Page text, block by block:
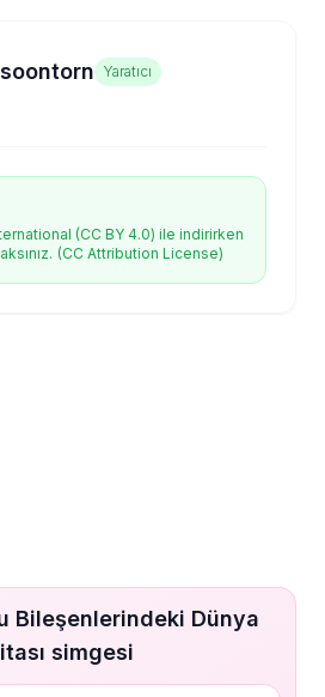
Yaratıcı
(CC BY 4.0) ile indirirken
(CC Attribution License)
Bileşenlerindeki Dünya
simgesi